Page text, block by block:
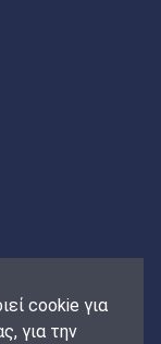
cookie για
για την